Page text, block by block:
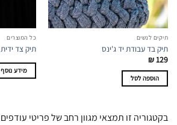
תיקים לנשים
תיק בד עבודת יד ג'ינס
₪129
הוספה לסל
כל המוצרים
תיק צד
מידע נוסף
בקטגוריה זו תמצאי מגוון רחב של פריטי